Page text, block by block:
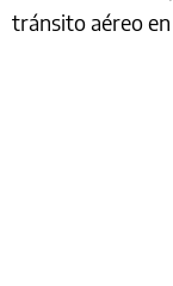
tránsito aéreo